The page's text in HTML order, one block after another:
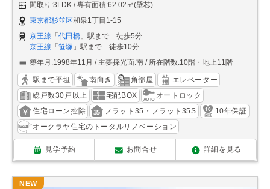
間取り:3LDK
専有面積:62.02㎡(壁芯)
東京都杉並区和泉1丁目1-15
京王線 「 代田橋 」駅まで 徒歩5分
京王線 「 笹塚 」駅まで 徒歩10分
築年月:1998年11月
主要採光面:南 所在階数:10階・地上11階
駅まで平坦 南向き 角部屋
エレベーター
総戸数30戸以上
宅配BOX
オートロック
住宅ローン控除
フラット35・フラット35S
10年保証
オークラヤ住宅のトータルリノベーション
見学予約 お問合せ 詳細を見る
NEW